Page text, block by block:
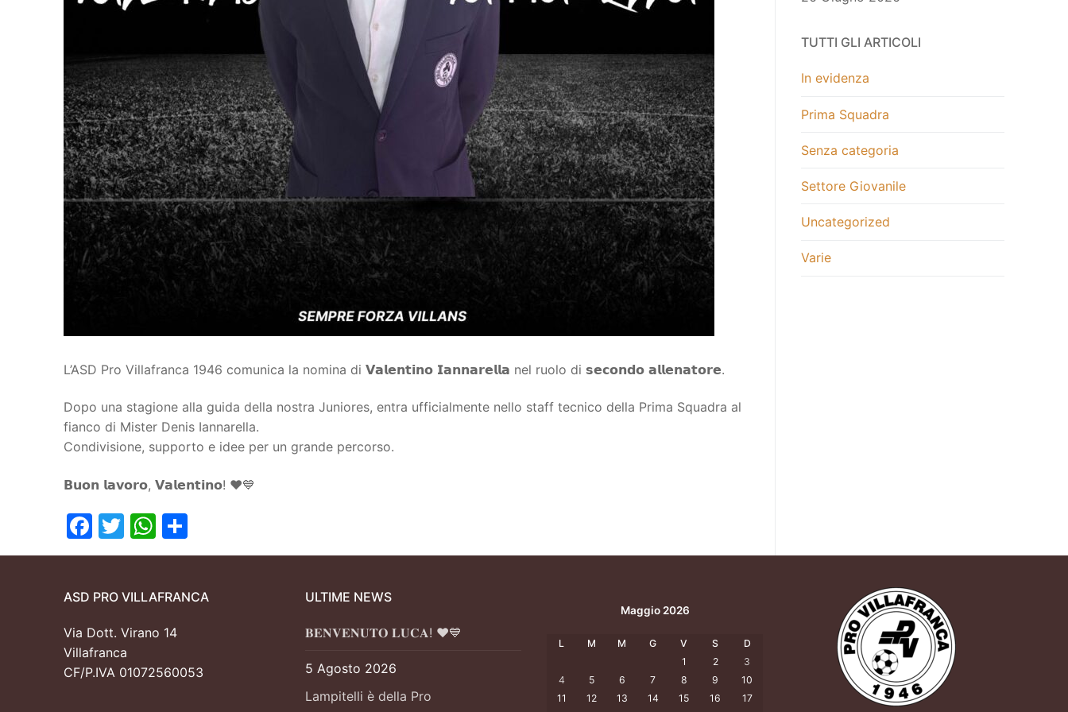
L’ASD Pro Villafranca 1946 comunica la nomina di 𝗩𝗮𝗹𝗲𝗻𝘁𝗶𝗻𝗼 𝗜𝗮𝗻𝗻𝗮𝗿𝗲𝗹𝗹𝗮 nel ruolo di 𝘀𝗲𝗰𝗼𝗻𝗱𝗼 𝗮𝗹𝗹𝗲𝗻𝗮𝘁𝗼𝗿𝗲.
Dopo una stagione alla guida della nostra Juniores, entra ufficialmente nello staff tecnico della Prima Squadra al
fianco di Mister Denis Iannarella.
Condivisione, supporto e idee per un grande percorso.
𝗕𝘂𝗼𝗻 𝗹𝗮𝘃𝗼𝗿𝗼, 𝗩𝗮𝗹𝗲𝗻𝘁𝗶𝗻𝗼! ❤️💙
Facebook
TwitterWhatsApp
TUTTI GLI ARTICOLI
In evidenza
Prima Squadra
Senza categoria
Settore Giovanile
Uncategorized
Varie
ASD PRO VILLAFRANCA
Via Dott. Virano 14
Villafranca
CF/P.IVA 01072560053
ULTIME NEWS
𝐁𝐄𝐍𝐕𝐄𝐍𝐔𝐓𝐎 𝐋𝐔𝐂𝐀! ❤️💙
5 Agosto 2026
Lampitelli è della Pro
Maggio 2026
L M M G V S
D
1
2
3
4
5 6 7 8 9
10
11
12 13 14 15 16
17